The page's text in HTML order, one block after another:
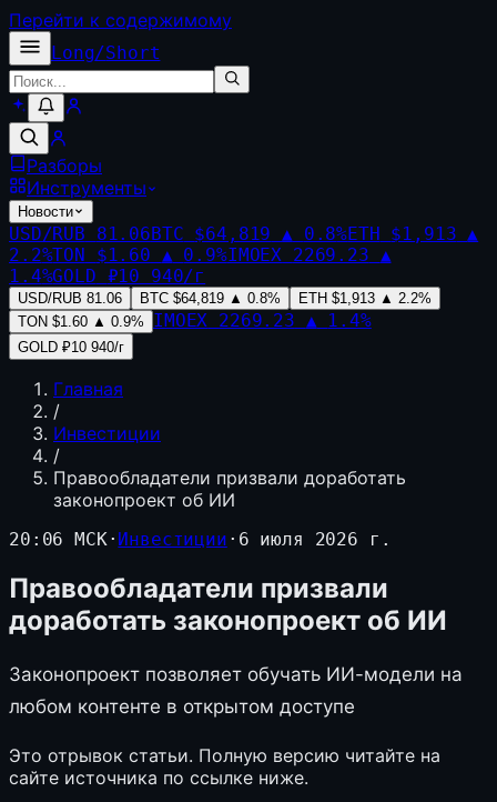
Перейти к содержимому
Long/Short
Разборы
Инструменты
Новости
USD/RUB 81.06BTC $64,819 ▲ 0.8%ETH $1,913 ▲
2.2%TON $1.60 ▲ 0.9%IMOEX 2269.23 ▲
1.4%GOLD ₽10 940/г
USD/RUB 81.06 BTC $64,819 ▲ 0.8% ETH $1,913 ▲ 2.2%
TON $1.60 ▲ 0.9% IMOEX 2269.23 ▲ 1.4%
GOLD ₽10 940/г
Главная
/
Инвестиции
/
Правообладатели призвали доработать
законопроект об ИИ
20:06 МСК· Инвестиции · 6 июля 2026 г.
Правообладатели призвали
доработать законопроект об ИИ
Законопроект позволяет обучать ИИ-модели на
любом контенте в открытом доступе
Это отрывок статьи. Полную версию читайте на
сайте источника по ссылке ниже.